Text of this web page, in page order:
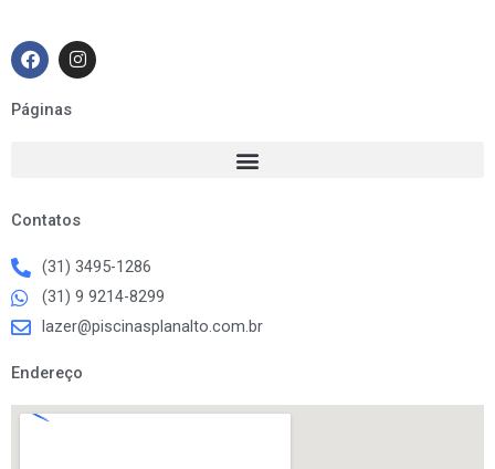
F
a
c
e
b
I
n
s
Páginas
Contatos
(31) 3495-1286
(31) 9 9214-8299
lazer@piscinasplanalto.com.br
Endereço